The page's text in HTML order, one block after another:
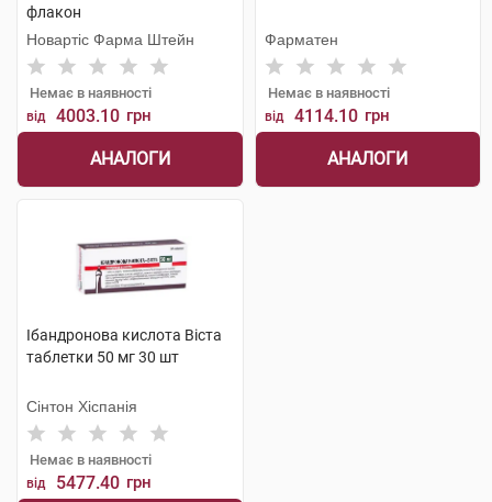
флакон
Новартіс Фарма Штейн
Немає в наявності
від 4003.10 грн
АНАЛОГИ
Фарматен
Немає в наявності
від 4114.10 грн
АНАЛОГИ
Ібандронова кислота Віста
таблетки 50 мг 30 шт
Сінтон Хіспанія
Немає в наявності
від 5477.40 грн